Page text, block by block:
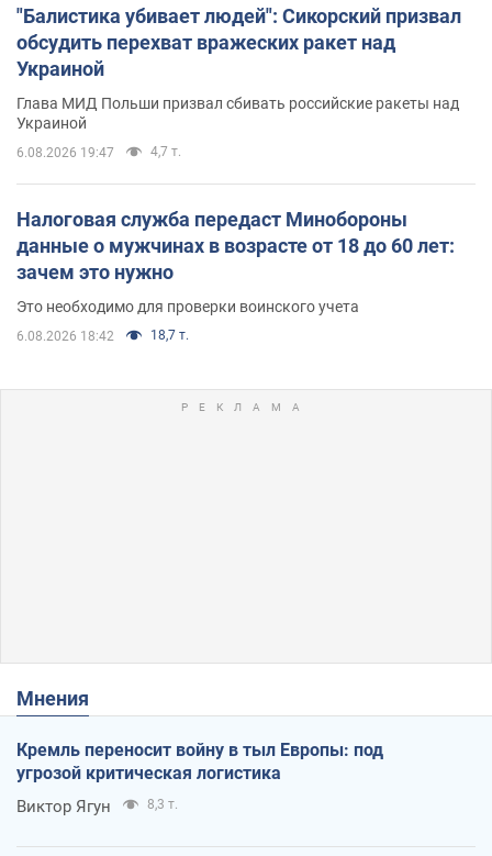
"Балистика убивает людей": Сикорский призвал
обсудить перехват вражеских ракет над
Украиной
Глава МИД Польши призвал сбивать российские ракеты над
Украиной
6.08.2026 19:47 4,7 т.
Налоговая служба передаст Минобороны
данные о мужчинах в возрасте от 18 до 60 лет:
зачем это нужно
Это необходимо для проверки воинского учета
6.08.2026 18:42 18,7 т.
Мнения
Кремль переносит войну в тыл Европы: под
угрозой критическая логистика
Виктор Ягун 8,3 т.